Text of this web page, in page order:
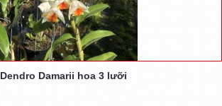
Dendro Damarii hoa 3 lưỡi